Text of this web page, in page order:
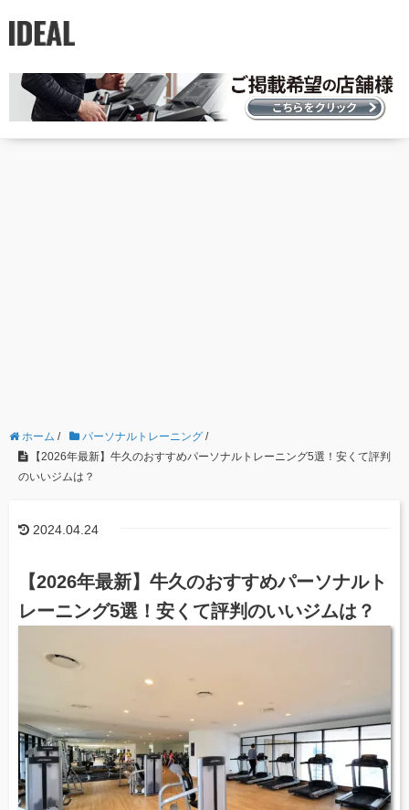
ホーム / パーソナルトレーニング /
【2026年最新】牛久のおすすめパーソナルトレーニング5選！安くて評判
のいいジムは？
2024.04.24
【2026年最新】牛久のおすすめパーソナルト
レーニング5選！安くて評判のいいジムは？